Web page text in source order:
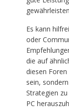
Es kann
oder
die auf
diesen
sein,
Strategien
PC